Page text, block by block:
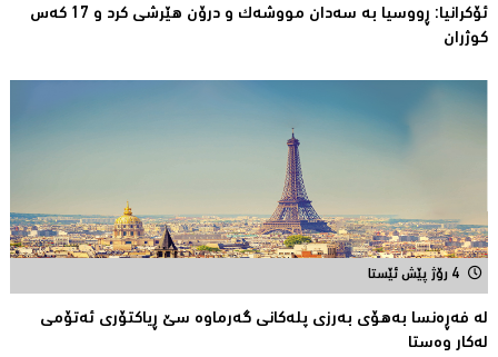
ئۆكرانیا: ڕووسیا به‌ سه‌دان مووشه‌ك و درۆن هێرشی كرد و 17 كه‌س
كوژران
4 رۆژ پێش ئێستا
لە فەڕەنسا بەهۆی بەرزی پلەکانی گەرماوە سێ ڕیاکتۆری ئەتۆمی
له‌كار وه‌ستا